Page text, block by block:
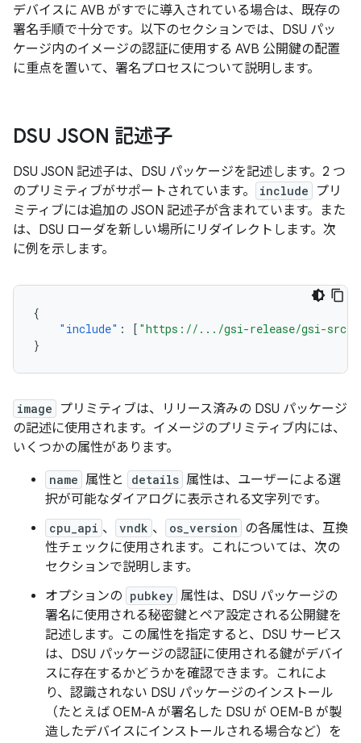
デバイスに AVB がすでに導入されている場合は、既存の
署名手順で十分です。以下のセクションでは、DSU パッ
ケージ内のイメージの認証に使用する AVB 公開鍵の配置
に重点を置いて、署名プロセスについて説明します。
DSU JSON 記述子
DSU JSON 記述子は、DSU パッケージを記述します。2 つ
のプリミティブがサポートされています。
include
プリ
ミティブには追加の JSON 記述子が含まれています。また
は、DSU ローダを新しい場所にリダイレクトします。次
に例を示します。
{
"include" : [ "https://.../gsi-release/gsi-
}
image
プリミティブは、リリース済みの DSU パッケージ
の記述に使用されます。イメージのプリミティブ内には、
いくつかの属性があります。
name 属性と details 属性は、ユーザーによる選
択が可能なダイアログに表示される文字列です。
cpu_api 、 vndk 、 os_version の各属性は、互換
性チェックに使用されます。これについては、次の
セクションで説明します。
オプションの pubkey 属性は、DSU パッケージの
署名に使用される秘密鍵とペア設定される公開鍵を
記述します。この属性を指定すると、DSU サービス
は、DSU パッケージの認証に使用される鍵がデバイ
スに存在するかどうかを確認できます。これによ
り、認識されない DSU パッケージのインストール
（たとえば OEM-A が署名した DSU が OEM-B が製
造したデバイスにインストールされる場合など）を